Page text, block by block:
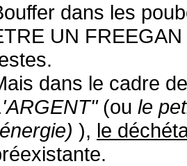
dans les
UN
dans le cadre
(ou le
), le